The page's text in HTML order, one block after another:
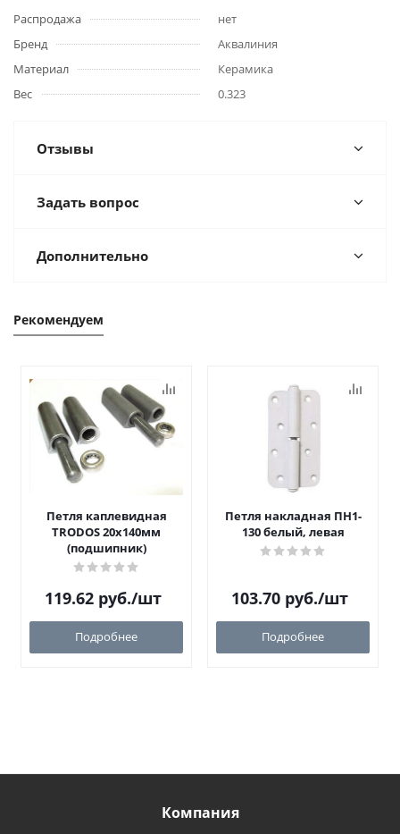
Распродажа
нет
Бренд
Аквалиния
Материал
Керамика
Вес
0.323
Отзывы
Задать вопрос
Дополнительно
Рекомендуем
Петля каплевидная
TRODOS 20х140мм
(подшипник)
119.62 руб./шт
Подробнее
Петля накладная ПН1-
130 белый, левая
103.70 руб./шт
Подробнее
Компания